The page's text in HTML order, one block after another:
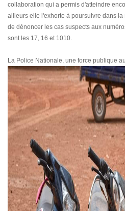
collaboration qui a permis d'atteindre
ailleurs elle l'exhorte à poursuivre dans
de dénoncer les cas suspects aux
sont les 17, 16 et 1010.
La Police Nationale, une force publique